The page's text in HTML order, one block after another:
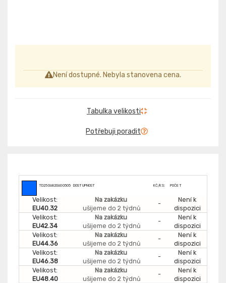
Není dostupné. Nebyla stanovena cena.
Tabulka velikosti
Potřebuji poradit
TD2506820600505 DOSTUPNOST KČ/KS: POČET
Velikost:
EU40.32
Na zakázku
ušijeme do 2 týdnů
-
Není k
dispozici
Velikost:
EU42.34
Na zakázku
ušijeme do 2 týdnů
-
Není k
dispozici
Velikost:
EU44.36
Na zakázku
ušijeme do 2 týdnů
-
Není k
dispozici
Velikost:
EU46.38
Na zakázku
ušijeme do 2 týdnů
-
Není k
dispozici
Velikost:
EU48.40
Na zakázku
ušijeme do 2 týdnů
-
Není k
dispozici